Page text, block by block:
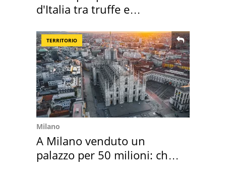
d'Italia tra truffe e
TERRITORIO
Milano
A Milano venduto un
palazzo per 50 milioni: chi